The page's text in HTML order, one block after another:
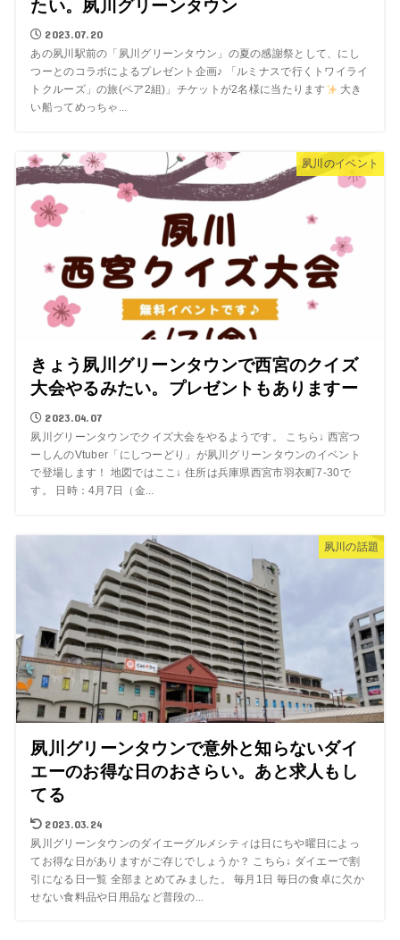
たい。夙川グリーンタウン
2023.07.20
あの夙川駅前の「夙川グリーンタウン」の夏の感謝祭として、にし
つーとのコラボによるプレゼント企画♪ 「ルミナスで行くトワイライ
トクルーズ」の旅(ペア2組)」チケットが2名様に当たります
大き
い船ってめっちゃ...
夙川のイベント
きょう夙川グリーンタウンで西宮のクイズ
大会やるみたい。プレゼントもありますー
2023.04.07
夙川グリーンタウンでクイズ大会をやるようです。 こちら↓ 西宮つ
ーしんのVtuber「にしつーどり」が夙川グリーンタウンのイベント
で登場します！ 地図ではここ↓ 住所は兵庫県西宮市羽衣町7-30で
す。 日時：4月7日（金...
夙川の話題
夙川グリーンタウンで意外と知らないダイ
エーのお得な日のおさらい。あと求人もし
てる
2023.03.24
夙川グリーンタウンのダイエーグルメシティは日にちや曜日によっ
てお得な日がありますがご存じでしょうか？ こちら↓ ダイエーで割
引になる日一覧 全部まとめてみました。 毎月1日 毎日の食卓に欠か
せない食料品や日用品など普段の...